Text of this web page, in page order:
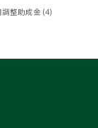
調整助成金 (4)